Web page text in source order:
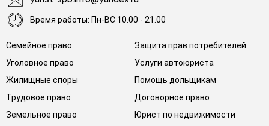
Семейное право
Защита прав потребителей
Уголовное право
Услуги автоюриста
Жилищные споры
Помощь дольщикам
Трудовое право
Договорное право
Земельное право
Юрист по недвижимости
Время работы: Пн-ВС 10.00 - 21.00